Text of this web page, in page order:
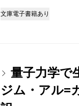
文庫電子書籍あり
量子力学で
ジム・アル=